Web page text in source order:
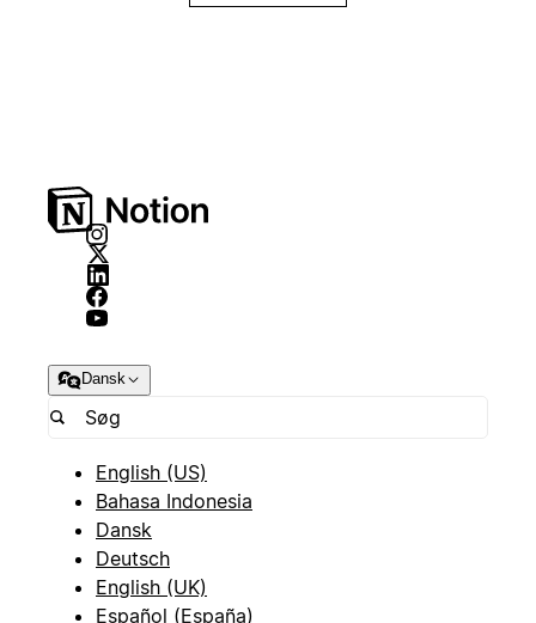
Dansk
English (US)
Bahasa Indonesia
Dansk
Deutsch
English (UK)
Español (España)